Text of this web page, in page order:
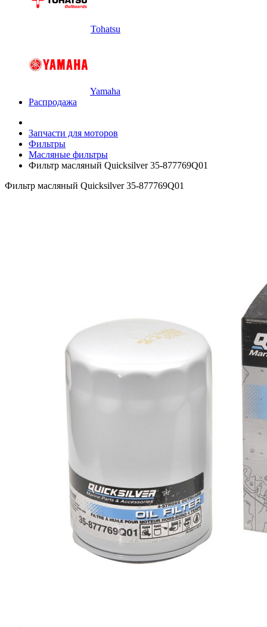
Tohatsu
Yamaha
Распродажа
Запчасти для моторов
Фильтры
Масляные фильтры
Фильтр масляный Quicksilver 35-877769Q01
Фильтр масляный Quicksilver 35-877769Q01